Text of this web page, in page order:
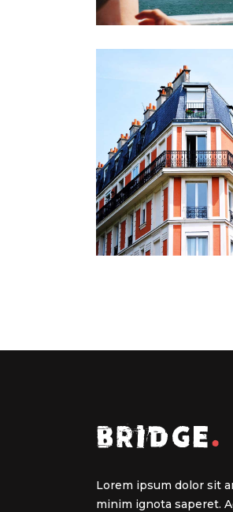
Lorem ipsum dolor sit
minim ignota saperet.